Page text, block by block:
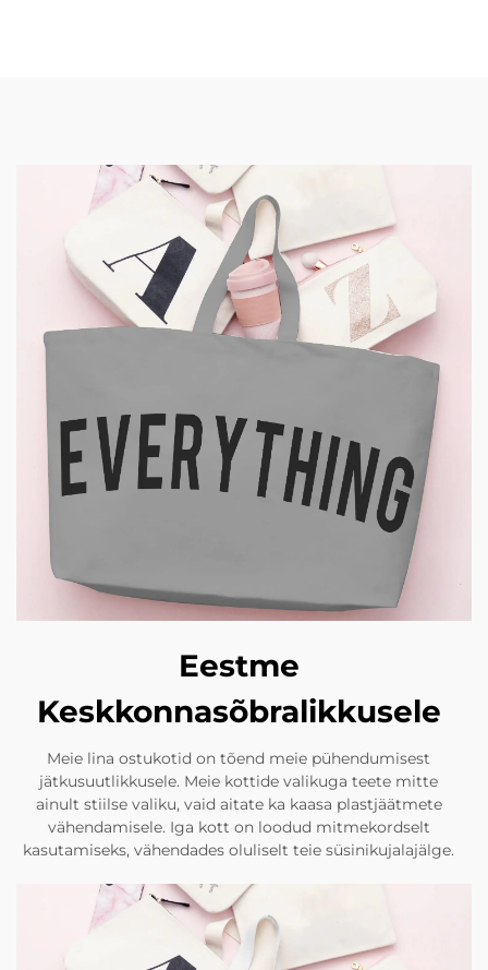
Eestme
Keskkonnasõbralikkusele
Meie lina ostukotid on tõend meie pühendumisest
jätkusuutlikkusele. Meie kottide valikuga teete mitte
ainult stiilse valiku, vaid aitate ka kaasa plastjäätmete
vähendamisele. Iga kott on loodud mitmekordselt
kasutamiseks, vähendades oluliselt teie süsinikujalajälge.